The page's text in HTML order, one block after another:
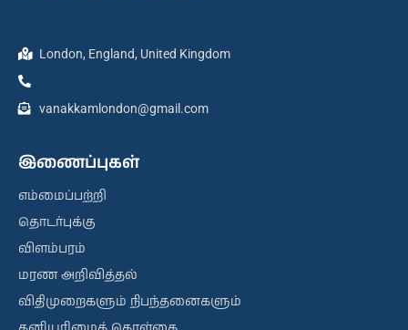
London, England, United Kingdom
vanakkamlondon@gmail.com
இணைப்புகள்
எம்மைப்பற்றி
தொடர்புக்கு
விளம்பரம்
மரண அறிவித்தல்
விதிமுறைகளும் நிபந்தனைகளும்